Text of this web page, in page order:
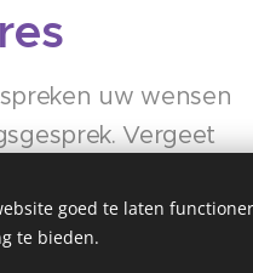
uw wensen
Vergeet
goed te laten
te bieden.